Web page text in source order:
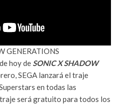
GENERATIONS
hoy deSONIC X SHADOW
SEGA lanzará el traje
en todas las
será gratuito para todos los